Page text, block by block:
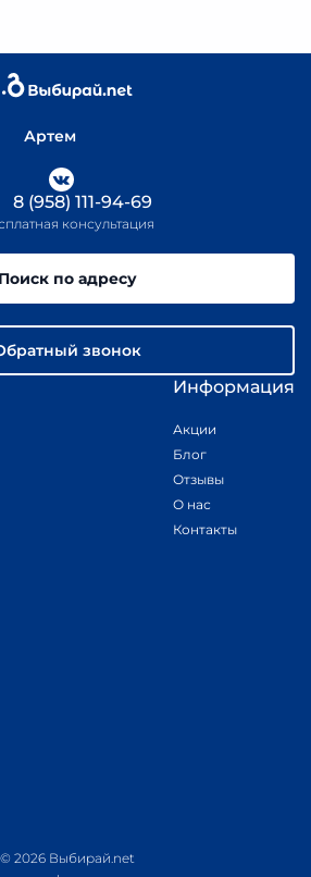
Артем
Информация
Акции
Блог
Отзывы
О нас
Контакты
8 (958) 111-94-69
консультация
Поиск по адресу
звонок
© 2026 Выбирай.net